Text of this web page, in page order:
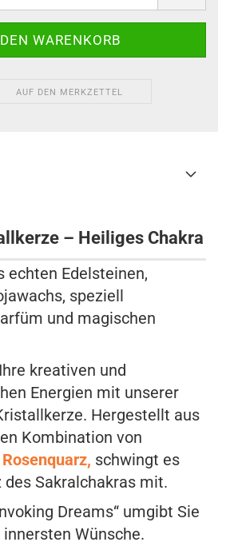
AUF DEN MERKZETTEL
– Heiliges Chakra
echten Edelsteinen,
speziell
und magischen
kreativen und
Energien mit unserer
Hergestellt aus
Kombination von
schwingt es
des Sakralchakras mit.
Dreams“ umgibt Sie
Wünsche.